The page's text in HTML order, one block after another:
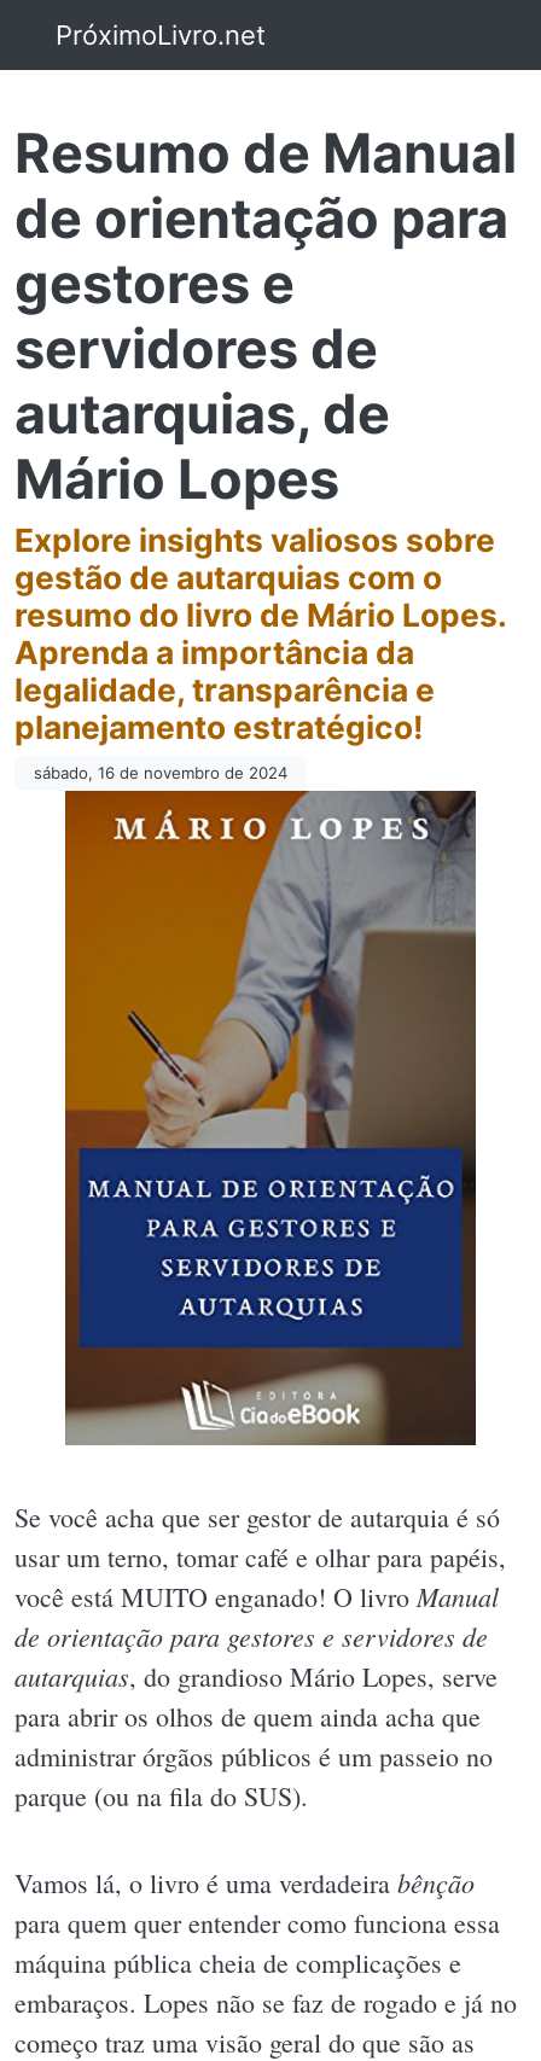
PróximoLivro.net
Resumo de Manual
de orientação para
gestores e
servidores de
autarquias, de
Mário Lopes
Explore insights valiosos sobre
gestão de autarquias com o
resumo do livro de Mário Lopes.
Aprenda a importância da
legalidade, transparência e
planejamento estratégico!
sábado, 16 de novembro de 2024
Se você acha que ser gestor de autarquia é só
usar um terno, tomar café e olhar para papéis,
você está MUITO enganado! O livroManual
de orientação para gestores e servidores de
autarquias, do grandioso Mário Lopes, serve
para abrir os olhos de quem ainda acha que
administrar órgãos públicos é um passeio no
parque (ou na fila do SUS).
Vamos lá, o livro é uma verdadeira bênção
para quem quer entender como funciona essa
máquina pública cheia de complicações e
embaraços. Lopes não se faz de rogado e já no
começo traz uma visão geral do que são as